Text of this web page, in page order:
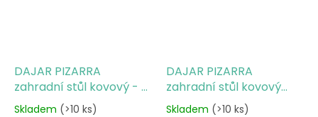
DAJAR PIZARRA
zahradní stůl kovový - ø
70cm
Skladem (>10 ks)
DAJAR PIZARRA
zahradní stůl kovový
115x70cm
Skladem (>10 ks)